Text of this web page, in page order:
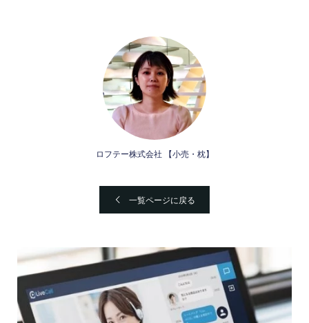
ロフテー株式会社 【小売・枕】
一覧ページに戻る